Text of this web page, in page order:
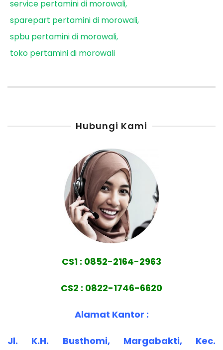
service pertamini di morowali
sparepart pertamini di morowali
spbu pertamini di morowali
toko pertamini di morowali
Hubungi Kami
CS1 : 0852-2164-2963
CS2 : 0822-1746-6620
Alamat Kantor :
Jl. K.H. Busthomi, Margabakti, Kec.